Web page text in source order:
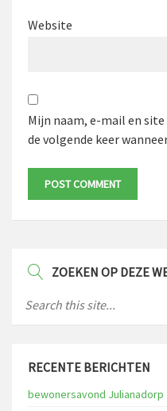
Website
Mijn naam, e-mail en
de volgende keer
ZOEKEN OP DEZE
RECENTE BERICHTEN
bewonersavond Julianadorp